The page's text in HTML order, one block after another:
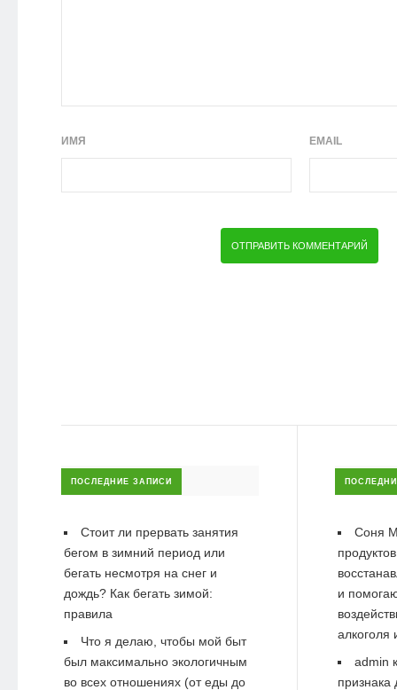
ИМЯ EMAIL
ПОСЛЕДНИЕ ЗАПИСИ
Стоит ли прервать занятия
бегом в зимний период или
бегать несмотря на снег и
дождь? Как бегать зимой:
правила
Что я делаю, чтобы мой быт
был максимально экологичным
во всех отношениях (от еды до
Соня
и
алкоголя
admin